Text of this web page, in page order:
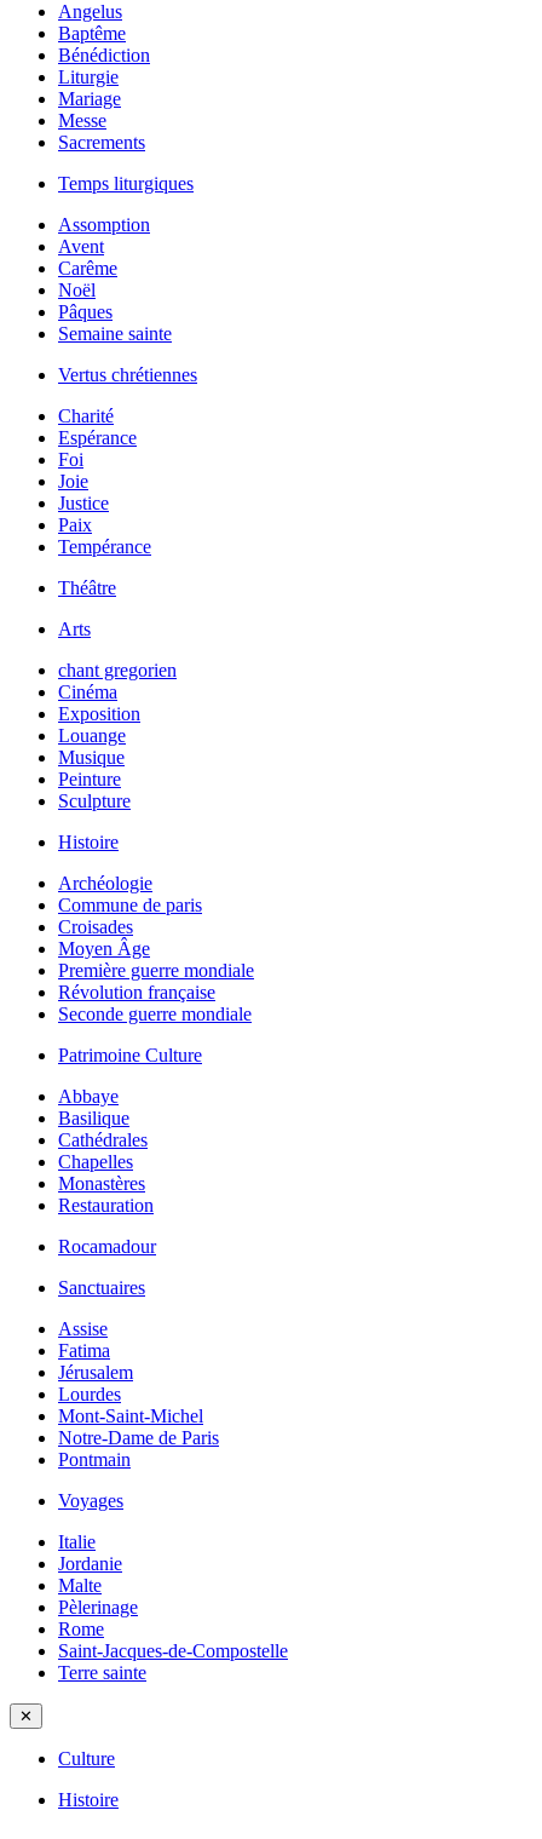
Angelus
Baptême
Bénédiction
Liturgie
Mariage
Messe
Sacrements
Temps liturgiques
Assomption
Avent
Carême
Noël
Pâques
Semaine sainte
Vertus chrétiennes
Charité
Espérance
Foi
Joie
Justice
Paix
Tempérance
Théâtre
Arts
chant gregorien
Cinéma
Exposition
Louange
Musique
Peinture
Sculpture
Histoire
Archéologie
Commune de paris
Croisades
Moyen Âge
Première guerre mondiale
Révolution française
Seconde guerre mondiale
Patrimoine Culture
Abbaye
Basilique
Cathédrales
Chapelles
Monastères
Restauration
Rocamadour
Sanctuaires
Assise
Fatima
Jérusalem
Lourdes
Mont-Saint-Michel
Notre-Dame de Paris
Pontmain
Voyages
Italie
Jordanie
Malte
Pèlerinage
Rome
Saint-Jacques-de-Compostelle
Terre sainte
✕
Culture
Histoire